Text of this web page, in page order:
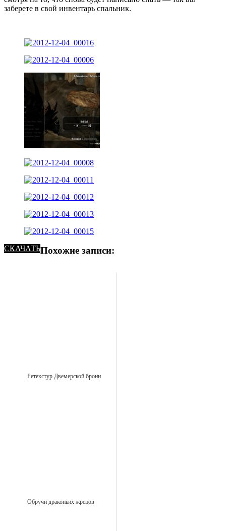
заберете в свой инвентарь спальник.
СКАЧАТЬПохожие записи:
Ретекстур Двемерской брони
Обручи драконьих жрецов